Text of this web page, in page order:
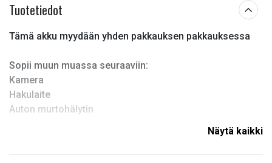
Tuotetiedot
Tämä akku myydään yhden pakkauksen pakkauksessa
Sopii muun muassa seuraaviin:
Kamera
Hakulaite
Auton murtohälytin
Näytä kaikki